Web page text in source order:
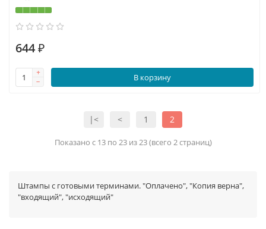
644 ₽
В корзину
|< < 1 2
Показано с 13 по 23 из 23 (всего 2 страниц)
Штампы с готовыми терминами. "Оплачено", "Копия верна",
"входящий", "исходящий"